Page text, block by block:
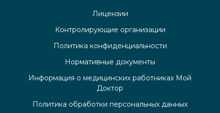
Лицензии
Контролирующие организации
Политика конфиденциальности
Нормативные документы
Информация о медицинских работниках Мой
Доктор
Политика обработки персональных данных